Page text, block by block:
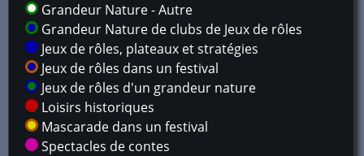
Grandeur Nature - Autre
Grandeur Nature de clubs de Jeux de rôles
Jeux de rôles, plateaux et stratégies
Jeux de rôles dans un festival
Jeux de rôles d'un grandeur nature
Loisirs historiques
Mascarade dans un festival
Spectacles de contes